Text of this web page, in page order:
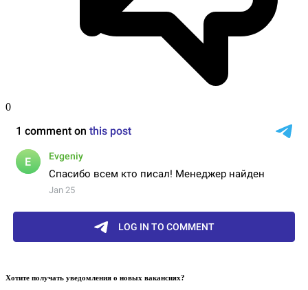
0
Хотите получать уведомления о новых вакансиях?